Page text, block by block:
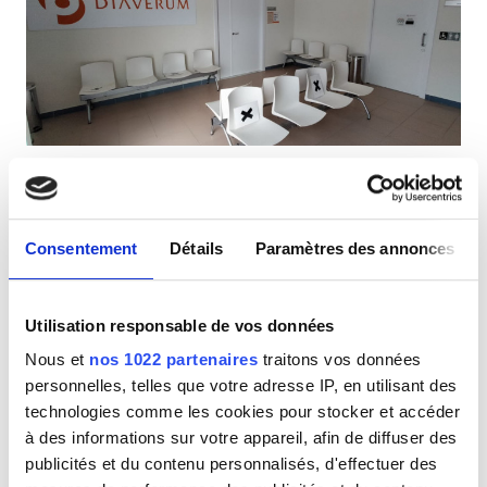
Consentement Détails Paramètres des annonces
Utilisation responsable de vos données
Nous et nos 1022 partenaires traitons vos données
personnelles, telles que votre adresse IP, en utilisant des
technologies comme les cookies pour stocker et accéder
à des informations sur votre appareil, afin de diffuser des
publicités et du contenu personnalisés, d'effectuer des
Patients porteurs du VIH
Patients porteurs de l’hépatite B
Patients porteurs de l’hépatite C
Équipements
Rafraîchissements
Wi-Fi gratuit
Écrans TV
Transfert gratuit
Diaverum Burjassot Dialysis Clinic
Burjassot, Espagne
0,88 km du centre-ville
Par traitement
Dialyse HD 200 €
Dialyse HDF 250 €
Réserver